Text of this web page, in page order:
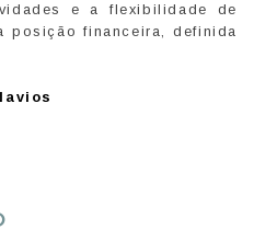
e a flexibilidade de
posição financeira, definida